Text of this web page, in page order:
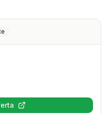
(se deschide într-o filă nouă)